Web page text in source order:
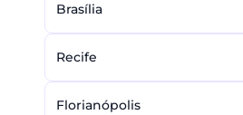
Brasília
Recife
Florianópolis